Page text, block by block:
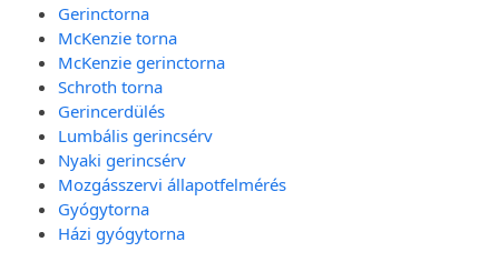
Gerinctorna
McKenzie torna
McKenzie gerinctorna
Schroth torna
Gerincerdülés
Lumbális gerincsérv
Nyaki gerincsérv
Mozgásszervi állapotfelmérés
Gyógytorna
Házi gyógytorna